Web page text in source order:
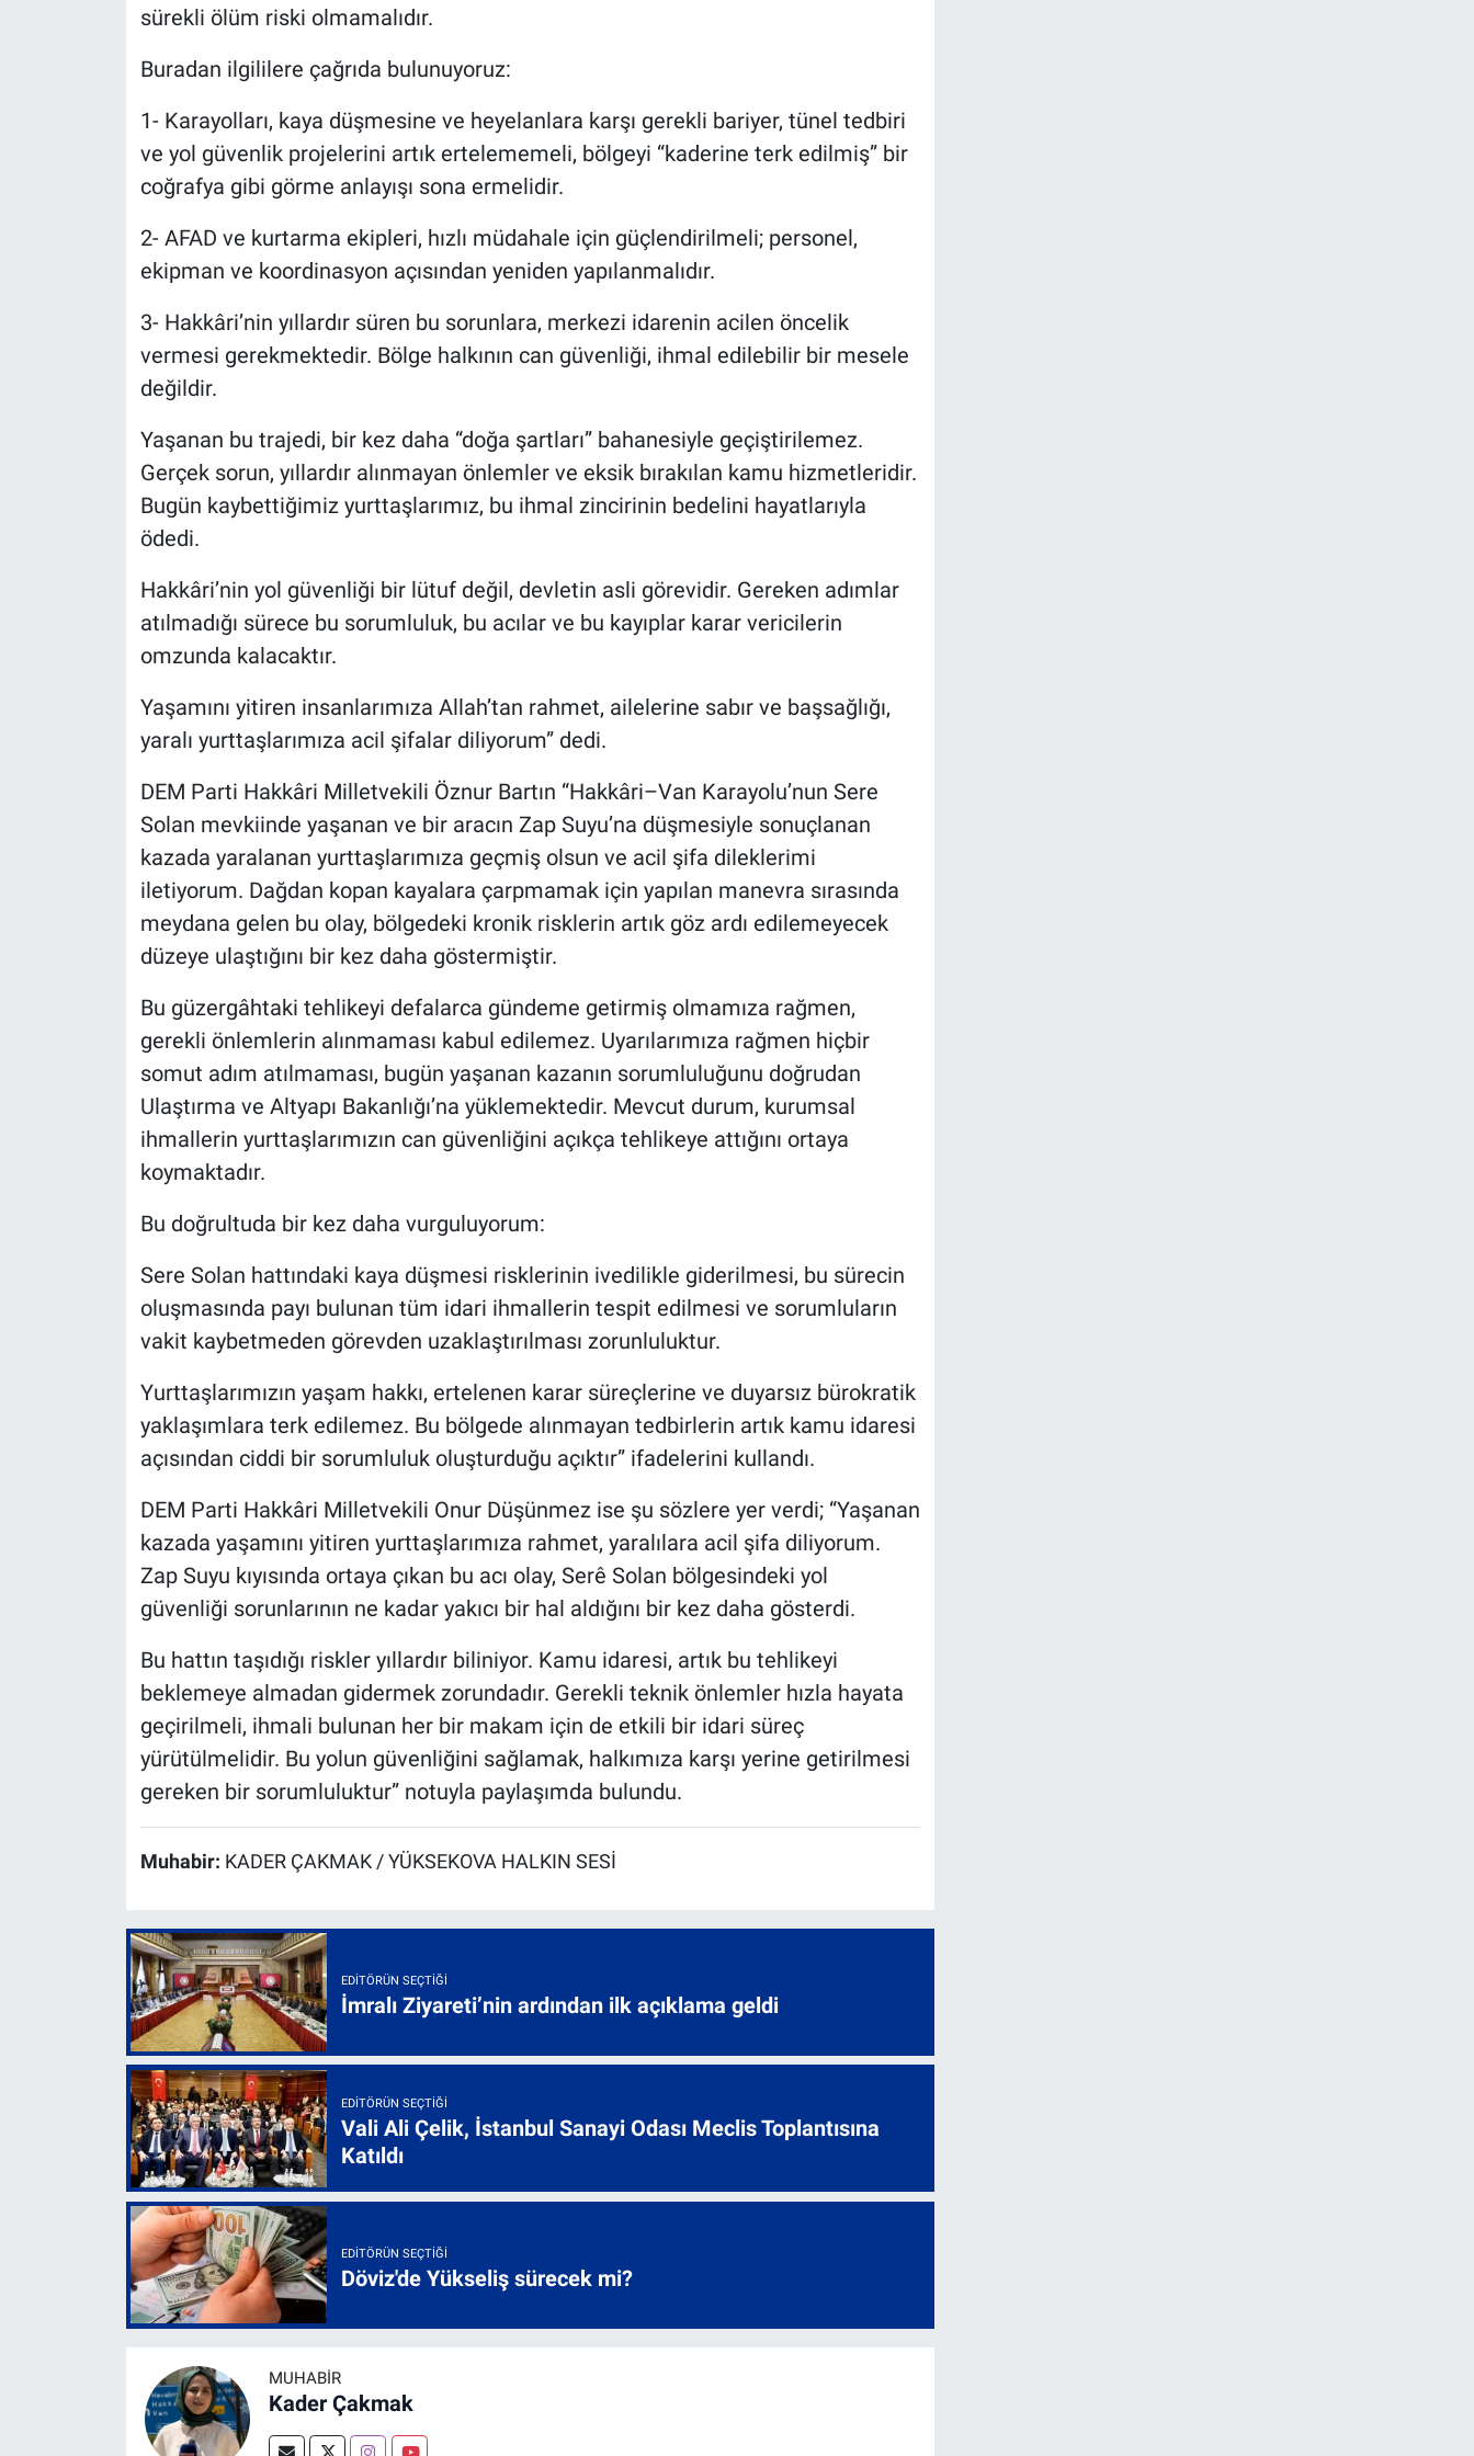
sürekli ölüm riski olmamalıdır.
Buradan ilgililere çağrıda bulunuyoruz:
1- Karayolları, kaya düşmesine ve heyelanlara karşı gerekli bariyer, tünel tedbiri
ve yol güvenlik projelerini artık ertelememeli, bölgeyi “kaderine terk edilmiş” bir
coğrafya gibi görme anlayışı sona ermelidir.
2- AFAD ve kurtarma ekipleri, hızlı müdahale için güçlendirilmeli; personel,
ekipman ve koordinasyon açısından yeniden yapılanmalıdır.
3- Hakkâri’nin yıllardır süren bu sorunlara, merkezi idarenin acilen öncelik
vermesi gerekmektedir. Bölge halkının can güvenliği, ihmal edilebilir bir mesele
değildir.
Yaşanan bu trajedi, bir kez daha “doğa şartları” bahanesiyle geçiştirilemez.
Gerçek sorun, yıllardır alınmayan önlemler ve eksik bırakılan kamu hizmetleridir.
Bugün kaybettiğimiz yurttaşlarımız, bu ihmal zincirinin bedelini hayatlarıyla
ödedi.
Hakkâri’nin yol güvenliği bir lütuf değil, devletin asli görevidir. Gereken adımlar
atılmadığı sürece bu sorumluluk, bu acılar ve bu kayıplar karar vericilerin
omzunda kalacaktır.
Yaşamını yitiren insanlarımıza Allah’tan rahmet, ailelerine sabır ve başsağlığı,
yaralı yurttaşlarımıza acil şifalar diliyorum” dedi.
DEM Parti Hakkâri Milletvekili Öznur Bartın “Hakkâri–Van Karayolu’nun Sere
Solan mevkiinde yaşanan ve bir aracın Zap Suyu’na düşmesiyle sonuçlanan
kazada yaralanan yurttaşlarımıza geçmiş olsun ve acil şifa dileklerimi
iletiyorum. Dağdan kopan kayalara çarpmamak için yapılan manevra sırasında
meydana gelen bu olay, bölgedeki kronik risklerin artık göz ardı edilemeyecek
düzeye ulaştığını bir kez daha göstermiştir.
Bu güzergâhtaki tehlikeyi defalarca gündeme getirmiş olmamıza rağmen,
gerekli önlemlerin alınmaması kabul edilemez. Uyarılarımıza rağmen hiçbir
somut adım atılmaması, bugün yaşanan kazanın sorumluluğunu doğrudan
Ulaştırma ve Altyapı Bakanlığı’na yüklemektedir. Mevcut durum, kurumsal
ihmallerin yurttaşlarımızın can güvenliğini açıkça tehlikeye attığını ortaya
koymaktadır.
Bu doğrultuda bir kez daha vurguluyorum:
Sere Solan hattındaki kaya düşmesi risklerinin ivedilikle giderilmesi, bu sürecin
oluşmasında payı bulunan tüm idari ihmallerin tespit edilmesi ve sorumluların
vakit kaybetmeden görevden uzaklaştırılması zorunluluktur.
Yurttaşlarımızın yaşam hakkı, ertelenen karar süreçlerine ve duyarsız bürokratik
yaklaşımlara terk edilemez. Bu bölgede alınmayan tedbirlerin artık kamu idaresi
açısından ciddi bir sorumluluk oluşturduğu açıktır” ifadelerini kullandı.
DEM Parti Hakkâri Milletvekili Onur Düşünmez ise şu sözlere yer verdi; “Yaşanan
kazada yaşamını yitiren yurttaşlarımıza rahmet, yaralılara acil şifa diliyorum.
Zap Suyu kıyısında ortaya çıkan bu acı olay, Serê Solan bölgesindeki yol
güvenliği sorunlarının ne kadar yakıcı bir hal aldığını bir kez daha gösterdi.
Bu hattın taşıdığı riskler yıllardır biliniyor. Kamu idaresi, artık bu tehlikeyi
beklemeye almadan gidermek zorundadır. Gerekli teknik önlemler hızla hayata
geçirilmeli, ihmali bulunan her bir makam için de etkili bir idari süreç
yürütülmelidir. Bu yolun güvenliğini sağlamak, halkımıza karşı yerine getirilmesi
gereken bir sorumluluktur” notuyla paylaşımda bulundu.
Muhabir: KADER ÇAKMAK / YÜKSEKOVA HALKIN SESİ
EDITÖRÜN SEÇTIĞI
İmralı Ziyareti’nin ardından ilk açıklama geldi
EDITÖRÜN SEÇTIĞI
Vali Ali Çelik, İstanbul Sanayi Odası Meclis Toplantısına
Katıldı
EDITÖRÜN SEÇTIĞI
Döviz'de Yükseliş sürecek mi?
MUHABİR
Kader Çakmak